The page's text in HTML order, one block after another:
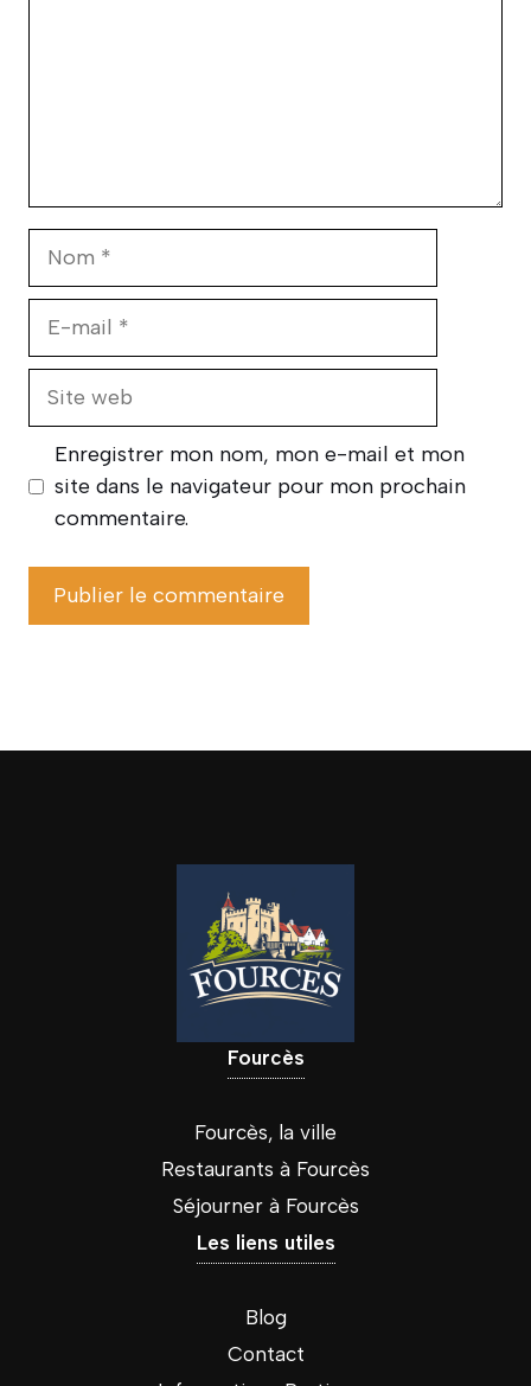
Nom
E-
Site
Enregistrer mon nom, mon e-mail et mon
site dans le navigateur pour mon prochain
commentaire.
Fourcès
Fourcès, la ville
Restaurants à Fourcès
Séjourner à Fourcès
Les liens utiles
Blog
Contact